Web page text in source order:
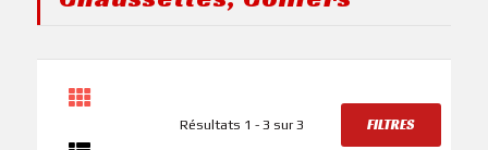
Résultats 1 - 3 sur 3 FILTRES